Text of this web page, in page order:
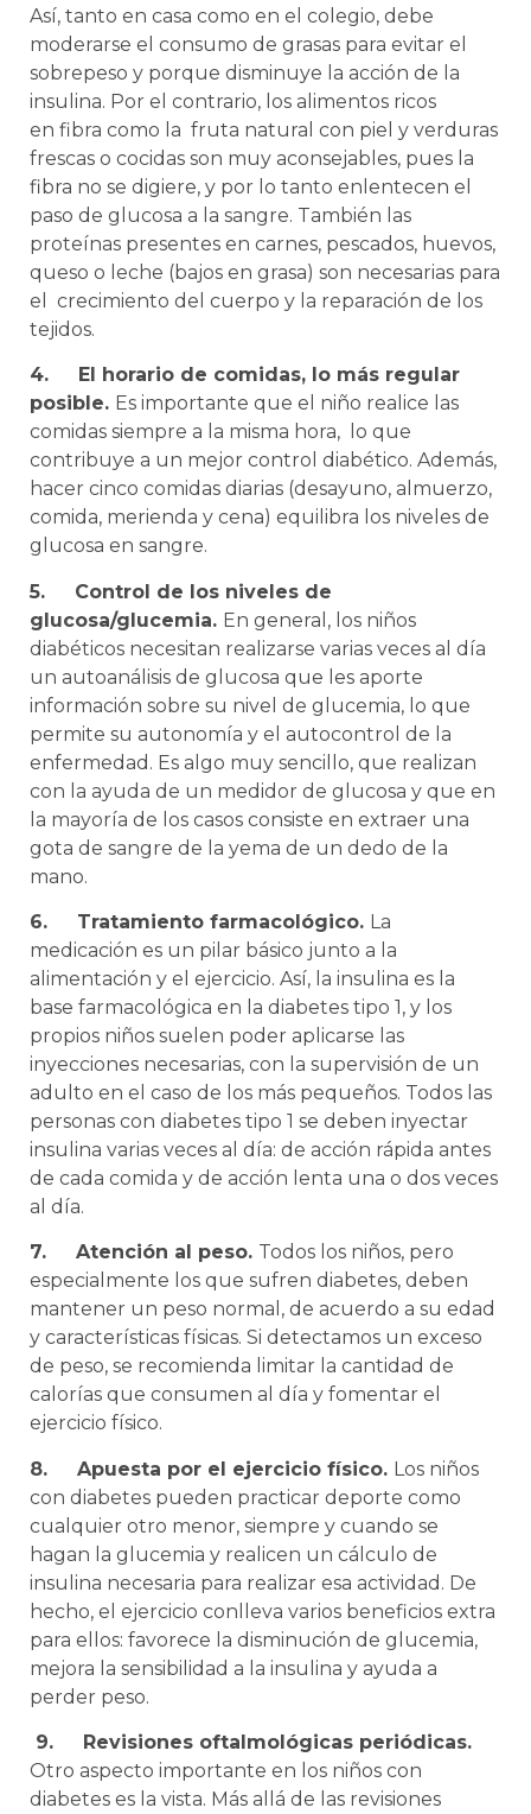
Así, tanto en casa como en el colegio, debe
moderarse el consumo de grasas para evitar el
sobrepeso y porque disminuye la acción de la
insulina. Por el contrario, los alimentos ricos
en fibra como la fruta natural con piel y verduras
frescas o cocidas son muy aconsejables, pues la
fibra no se digiere, y por lo tanto enlentecen el
paso de glucosa a la sangre. También las
proteínas presentes en carnes, pescados, huevos,
queso o leche (bajos en grasa) son necesarias para
el crecimiento del cuerpo y la reparación de los
tejidos.
4.
El horario de comidas, lo más regular
posible. Es importante que el niño realice las
comidas siempre a la misma hora, lo que
contribuye a un mejor control diabético. Además,
hacer cinco comidas diarias (desayuno, almuerzo,
comida, merienda y cena) equilibra los niveles de
glucosa en sangre.
5. Control de los niveles de
glucosa/glucemia. En general, los niños
diabéticos necesitan realizarse varias veces al día
un autoanálisis de glucosa que les aporte
información sobre su nivel de glucemia, lo que
permite su autonomía y el autocontrol de la
enfermedad. Es algo muy sencillo, que realizan
con la ayuda de un medidor de glucosa y que en
la mayoría de los casos consiste en extraer una
gota de sangre de la yema de un dedo de la
mano.
6. Tratamiento farmacológico. La
medicación es un pilar básico junto a la
alimentación y el ejercicio. Así, la insulina es la
base farmacológica en la diabetes tipo 1, y los
propios niños suelen poder aplicarse las
inyecciones necesarias, con la supervisión de un
adulto en el caso de los más pequeños. Todos las
personas con diabetes tipo 1 se deben inyectar
insulina varias veces al día: de acción rápida antes
de cada comida y de acción lenta una o dos veces
al día.
7. Atención al peso. Todos los niños, pero
especialmente los que sufren diabetes, deben
mantener un peso normal, de acuerdo a su edad
y características físicas. Si detectamos un exceso
de peso, se recomienda limitar la cantidad de
calorías que consumen al día y fomentar el
ejercicio físico.
8. Apuesta por el ejercicio físico. Los niños
con diabetes pueden practicar deporte como
cualquier otro menor, siempre y cuando se
hagan la glucemia y realicen un cálculo de
insulina necesaria para realizar esa actividad. De
hecho, el ejercicio conlleva varios beneficios extra
para ellos: favorece la disminución de glucemia,
mejora la sensibilidad a la insulina y ayuda a
perder peso.
9.
Revisiones oftalmológicas periódicas.
Otro aspecto importante en los niños con
diabetes es la vista. Más allá de las revisiones